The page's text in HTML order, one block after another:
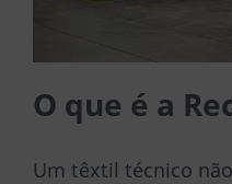
O que é a
Um têxtil técnico